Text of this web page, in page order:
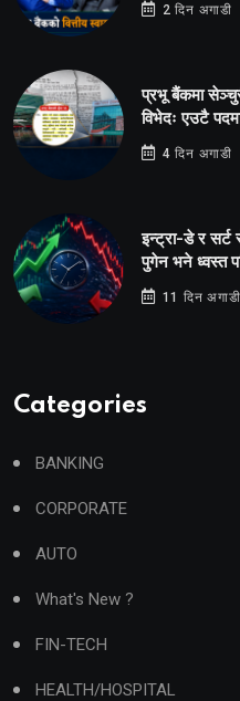
2 दिन अगाडी
प्रभू बैंकमा
विभेदः एउटै
4 दिन अगाडी
इन्ट्रा-डे र
पुगेन भने ध्वस्त
11 दिन अगाडी
Categories
BANKING
CORPORATE
AUTO
What's New ?
FIN-TECH
HEALTH/HOSPITAL